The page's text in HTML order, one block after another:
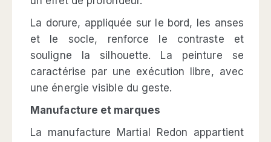
La dorure, appliquée sur le bord, les anses
et le socle, renforce le contraste et
souligne la silhouette. La peinture se
caractérise par une exécution libre, avec
une énergie visible du geste.
Manufacture et marques
La manufacture Martial Redon appartient